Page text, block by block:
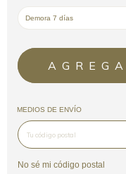
MEDIOS DE ENVÍO
No sé mi código postal